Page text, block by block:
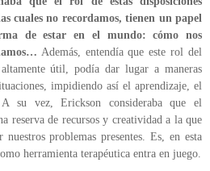
cuales no recordamos, tienen un papel
de estar en el mundo: cómo nos
Además, entendía que este rol del
útil, podía dar lugar a maneras
impidiendo así el aprendizaje, el
A su vez,Erickson consideraba que el
reserva de recursos y creatividad a la que
problemas presentes. Es, en esta
herramienta terapéutica entra en juego.